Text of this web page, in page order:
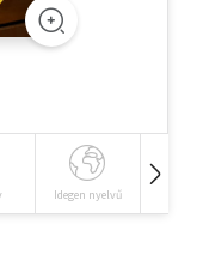
Idegen nyelvű